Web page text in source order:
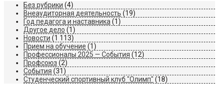
Без рубрики (4)
Внеаудиторная деятельность (19)
Год педагога и наставника (1)
Другое дело (1)
Новости (1 113)
Прием на обучение (1)
Профессионалы 2025 — События (12)
Профсоюз (2)
События (31)
Студенческий спортивный клуб "Олимп" (18)